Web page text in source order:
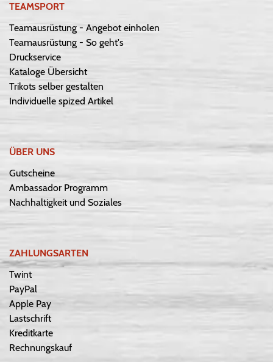
TEAMSPORT
Teamausrüstung - Angebot einholen
Teamausrüstung - So geht's
Druckservice
Kataloge Übersicht
Trikots selber gestalten
Individuelle spized Artikel
ÜBER UNS
Gutscheine
Ambassador Programm
Nachhaltigkeit und Soziales
ZAHLUNGSARTEN
Twint
PayPal
Apple Pay
Lastschrift
Kreditkarte
Rechnungskauf